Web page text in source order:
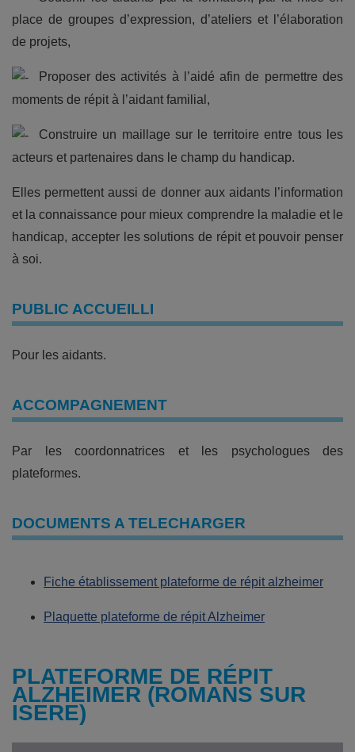
place de groupes d’expression, d’ateliers et l’élaboration
de projets,
Proposer des activités à l’aidé afin de permettre des
moments de répit à l’aidant familial,
Construire un maillage sur le territoire entre tous les
acteurs et partenaires dans le champ du handicap.
Elles permettent aussi de donner aux aidants l’information
et la connaissance pour mieux comprendre la maladie et le
handicap, accepter les solutions de répit et pouvoir penser
à soi.
PUBLIC ACCUEILLI
Pour les aidants.
ACCOMPAGNEMENT
Par les coordonnatrices et les psychologues des
plateformes.
DOCUMENTS A TELECHARGER
Fiche établissement plateforme de répit alzheimer
Plaquette plateforme de répit Alzheimer
PLATEFORME DE RÉPIT
ALZHEIMER (ROMANS SUR
ISERE)